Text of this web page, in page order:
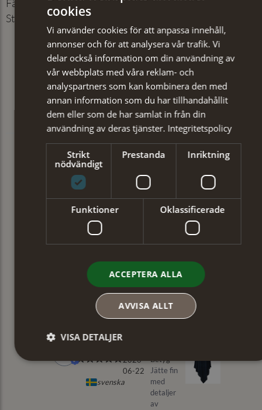
Färg
Beige
Storlek
cookies
Vi använder cookies för att anpassa innehåll,
annonser och för att analysera vår trafik. Vi
delar också information om din användning av
vår webbplats med våra reklam- och
analyspartners som kan kombinera den med
annan information som du har tillhandahållit
dem eller som de har samlat in från din
användning av deras tjänster. Integritetspolicy
Strikt
nödvändigt
Prestanda Inriktning
Funktioner Oklassificerade
ACCEPTERA ALLA
AVVISA ALLT
VISA DETALJER